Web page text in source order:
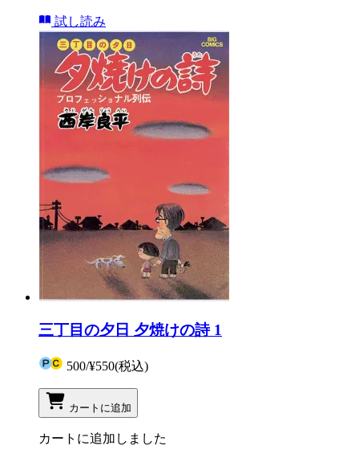
試し読み
三丁目の夕日 夕焼けの詩 1
500/¥550(税込)
カートに追加
カートに追加しました